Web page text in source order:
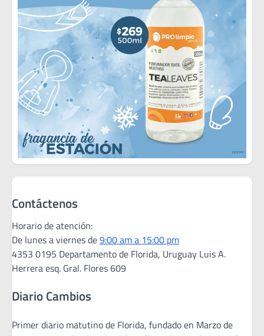
Contáctenos
Horario de atención:
De lunes a viernes de9:00 am a 15:00 pm
4353 0195 Departamento de Florida, Uruguay Luis A.
Herrera esq. Gral. Flores 609
Diario Cambios
Primer diario matutino de Florida, fundado en Marzo de